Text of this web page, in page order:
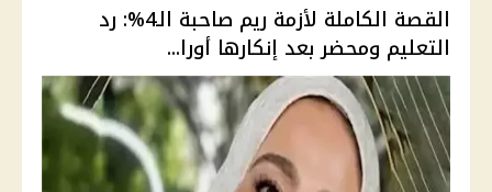
القصة الكاملة لأزمة ريم صاحبة الـ4%: رد
التعليم ومحضر بعد إنكارها أورا...